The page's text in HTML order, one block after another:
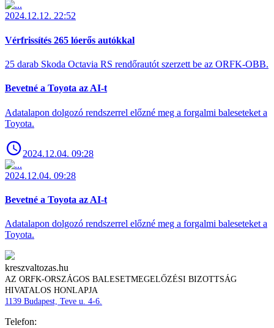
2024.12.12. 22:52
Vérfrissítés 265 lóerős autókkal
25 darab Skoda Octavia RS rendőrautót szerzett be az ORFK-OBB.
Bevetné a Toyota az AI-t
Adatalapon dolgozó rendszerrel előzné meg a forgalmi baleseteket a
Toyota.
2024.12.04. 09:28
2024.12.04. 09:28
Bevetné a Toyota az AI-t
Adatalapon dolgozó rendszerrel előzné meg a forgalmi baleseteket a
Toyota.
kreszvaltozas.hu
AZ ORFK-ORSZÁGOS BALESETMEGELŐZÉSI BIZOTTSÁG
HIVATALOS HONLAPJA
1139 Budapest, Teve u. 4-6.
Telefon: